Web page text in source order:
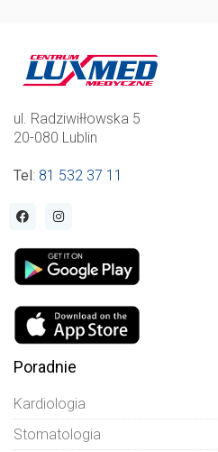
ul. Radziwiłłowska 5
20-080 Lublin
Tel: 81 532 37 11
Poradnie
Kardiologia
Stomatologia